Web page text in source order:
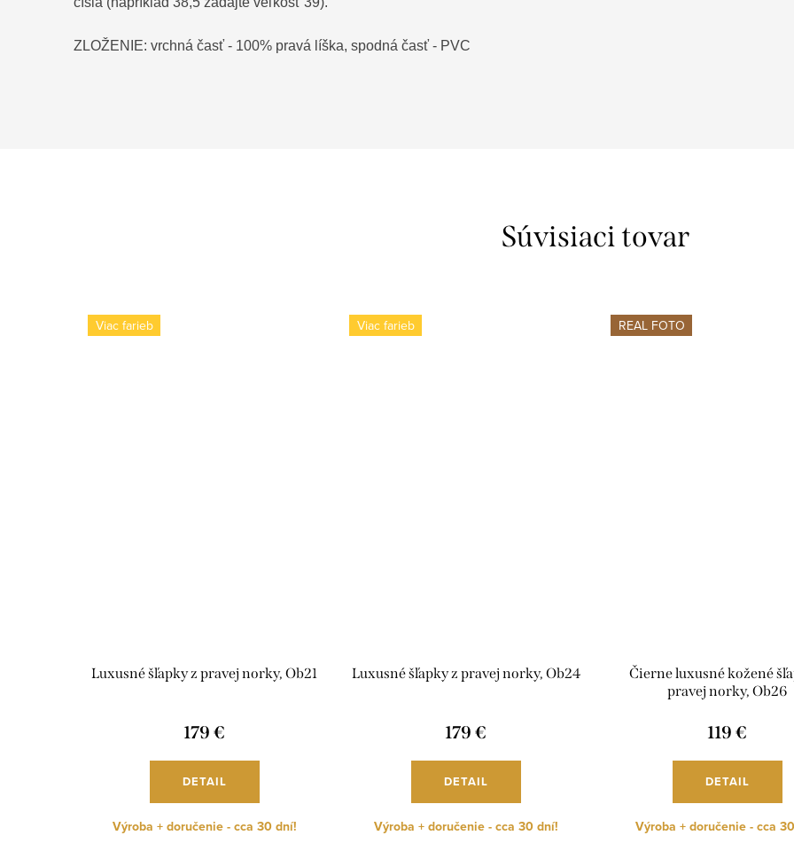
ZLOŽENIE: vrchná časť - 100% pravá líška, spodná časť - PVC
Súvisiaci tovar
Viac farieb
Luxusné šľapky z pravej norky, Ob21
179 €
DETAIL
Výroba + doručenie - cca 30 dní!
Viac farieb
Luxusné šľapky z pravej norky, Ob24
179 €
DETAIL
Výroba + doručenie - cca 30 dní!
REAL FOTO
Čierne luxusné kožené
pravej norky, Ob26
119 €
DETAIL
Výroba + doručenie - cca